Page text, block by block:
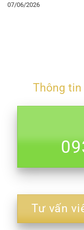
07/06/2026
Thông
Tư vấn